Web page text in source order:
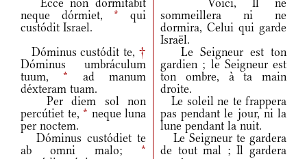
Ecce non dormitábit
neque dórmiet,* qui
custódit Israel.
Voici, Il ne
sommeillera ni ne
dormira, Celui qui garde
Israël.
Dóminus custódit te, †
Dóminus umbráculum
tuum,* ad manum
déxteram tuam.
Le Seigneur est ton
gardien ; le Seigneur est
ton ombre, à ta main
droite.
Per diem sol non
percútiet te, * neque luna
per noctem.
Le soleil ne te frappera
pas pendant le jour, ni la
lune pendant la nuit.
Dóminus custódiet te
ab omni malo; *
Le Seigneur te gardera
de tout mal ; Il gardera